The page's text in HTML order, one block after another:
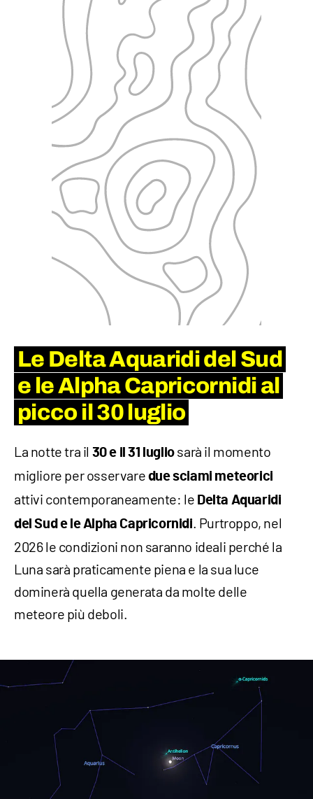
Le Delta Aquaridi del Sud
e le Alpha Capricornidi al
picco il 30 luglio
La notte tra il 30 e il 31 lugliosarà il momento
migliore per osservare due sciami meteorici
attivi contemporaneamente: le Delta Aquaridi
del Sud e le Alpha Capricornidi. Purtroppo, nel
2026 le condizioni non saranno ideali perché la
Luna sarà praticamente piena e la sua luce
dominerà quella generata da molte delle
meteore più deboli.